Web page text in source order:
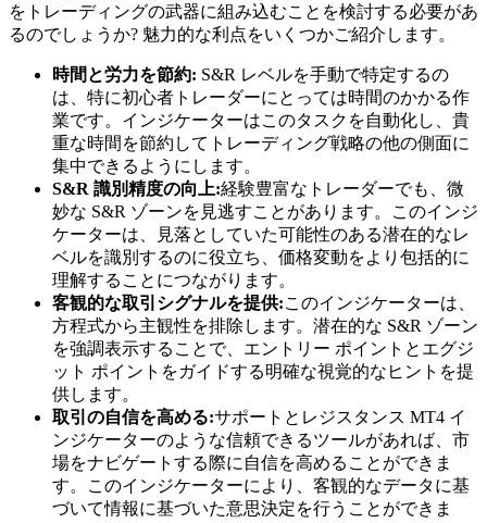
をトレーディングの武器に組み込むことを検討する必要があ
るのでしょうか? 魅力的な利点をいくつかご紹介します。
時間と労力を節約: S&R レベルを手動で特定するの
は、特に初心者トレーダーにとっては時間のかかる作
業です。インジケーターはこのタスクを自動化し、貴
重な時間を節約してトレーディング戦略の他の側面に
集中できるようにします。
S&R 識別精度の向上:経験豊富なトレーダーでも、微
妙な S&R ゾーンを見逃すことがあります。このインジ
ケーターは、見落としていた可能性のある潜在的なレ
ベルを識別するのに役立ち、価格変動をより包括的に
理解することにつながります。
客観的な取引シグナルを提供:このインジケーターは、
方程式から主観性を排除します。潜在的な S&R ゾーン
を強調表示することで、エントリー ポイントとエグジ
ット ポイントをガイドする明確な視覚的なヒントを提
供します。
取引の自信を高める:サポートとレジスタンス MT4 イ
ンジケーターのような信頼できるツールがあれば、市
場をナビゲートする際に自信を高めることができま
す。このインジケーターにより、客観的なデータに基
づいて情報に基づいた意思決定を行うことができま